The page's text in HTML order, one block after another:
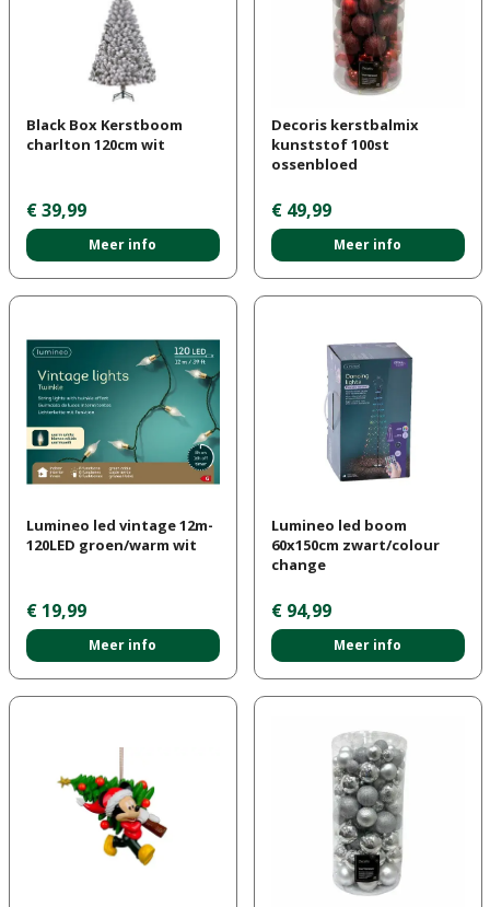
Black Box Kerstboom
charlton 120cm wit
€ 39,99
Meer info
Decoris kerstbalmix
kunststof 100st
ossenbloed
€ 49,99
Meer info
Lumineo led vintage 12m-
120LED groen/warm wit
€ 19,99
Meer info
Lumineo led boom
60x150cm zwart/colour
change
€ 94,99
Meer info